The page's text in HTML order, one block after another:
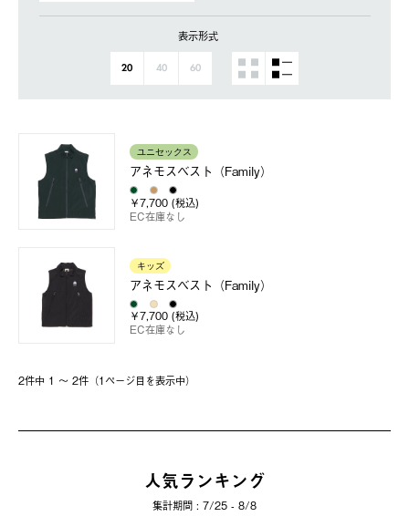
表示形式
20 40 60
ユニセックス
アネモスベスト（Family）
￥7,700 (税込)
EC在庫なし
キッズ
アネモスベスト（Family）
￥7,700 (税込)
EC在庫なし
2件中 1 〜 2件（1ページ⽬を表⽰中）
人気ランキング
集計期間 : 7/25 - 8/8